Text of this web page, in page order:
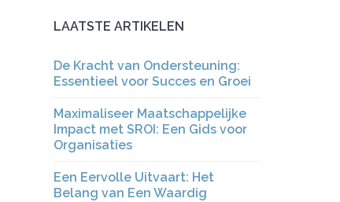
LAATSTE ARTIKELEN
De Kracht van Ondersteuning:
Essentieel voor Succes en Groei
Maximaliseer Maatschappelijke
Impact met SROI: Een Gids voor
Organisaties
Een Eervolle Uitvaart: Het
Belang van Een Waardig